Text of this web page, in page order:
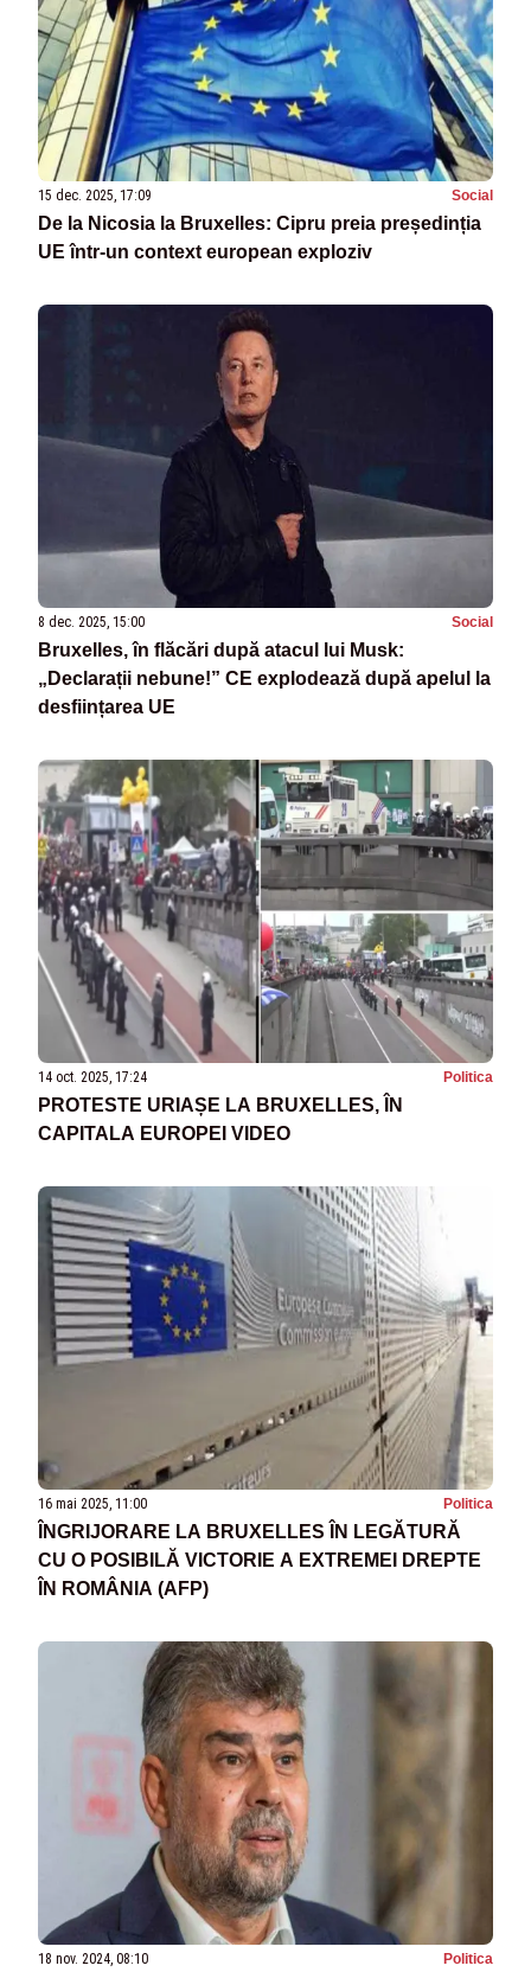
15 dec. 2025, 17:09 Social
De la Nicosia la Bruxelles: Cipru preia președinția
UE într-un context european exploziv
8 dec. 2025, 15:00 Social
Bruxelles, în flăcări după atacul lui Musk:
„Declarații nebune!” CE explodează după apelul la
desființarea UE
14 oct. 2025, 17:24 Politica
PROTESTE URIAȘE LA BRUXELLES, ÎN
CAPITALA EUROPEI VIDEO
16 mai 2025, 11:00 Politica
ÎNGRIJORARE LA BRUXELLES ÎN LEGĂTURĂ
CU O POSIBILĂ VICTORIE A EXTREMEI DREPTE
ÎN ROMÂNIA (AFP)
18 nov. 2024, 08:10 Politica